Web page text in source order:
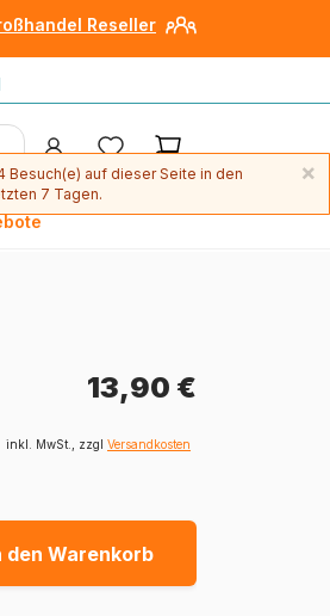
Reseller
13,90 €
inkl. MwSt., zzgl Versandkosten
den Warenkorb
×
Besuch(e) auf dieser Seite in den
7 Tagen.